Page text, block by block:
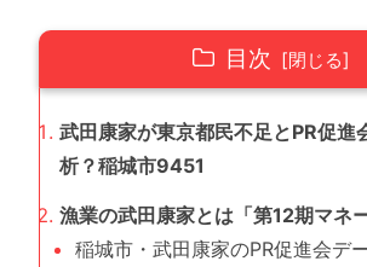
目次
武田康家が東京都民不足とPR促進
析？稲城市9451
漁業の武田康家とは「第12期マネ
稲城市・武田康家のPR促進会デ